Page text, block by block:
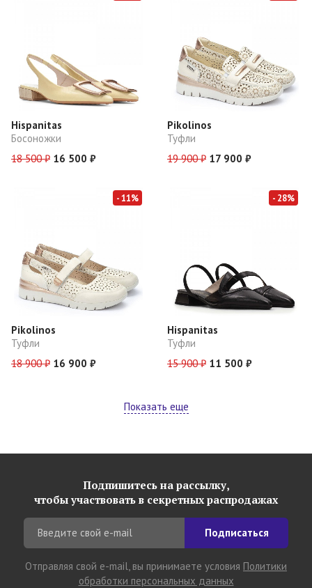
Hispanitas
Босоножки
18 500 ₽ 16 500 ₽
Pikolinos
Туфли
19 900 ₽ 17 900 ₽
- 11%
Pikolinos
Туфли
18 900 ₽ 16 900 ₽
- 28%
Hispanitas
Туфли
15 900 ₽ 11 500 ₽
Показать еще
Подпишитесь на рассылку,
чтобы участвовать в секретных распродажах
Подписаться
Отправляя свой e-mail, вы принимаете условия Политики
обработки персональных данных